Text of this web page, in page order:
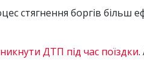
стягнення боргів більш
ДТП під час поїздки.